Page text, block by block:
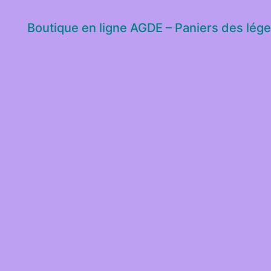
Boutique en ligne AGDE – Paniers des